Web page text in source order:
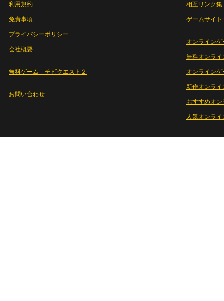
利用規約
免責事項
プライバシーポリシー
会社概要
無料ゲーム チビクエスト２
お問い合わせ
相互リンク集
ゲームサイト
オンラインゲ
無料オンライ
オンライン
新作オンライ
おすすめオ
人気オンラ